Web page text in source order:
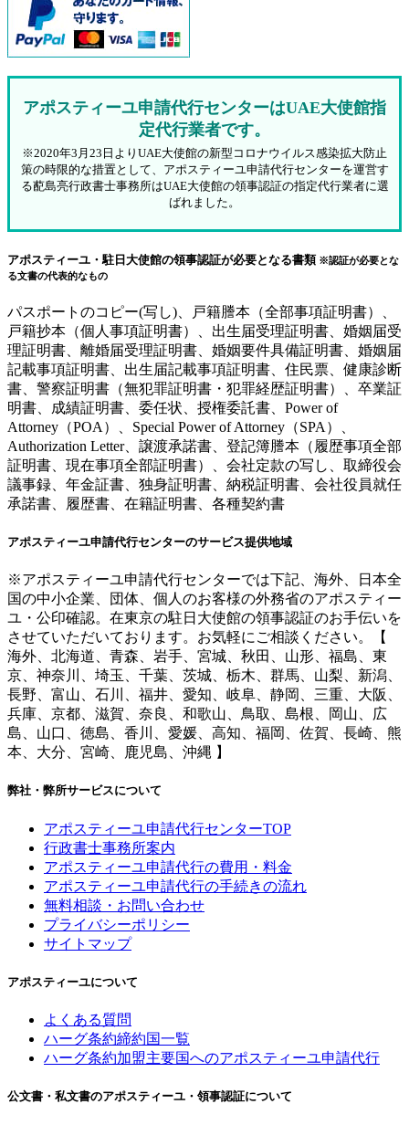
アポスティーユ申請代行センターはUAE大使館指
定代行業者です。
※2020年3月23日よりUAE大使館の新型コロナウイルス感染拡大防止
策の時限的な措置として、アポスティーユ申請代行センターを運営す
る蓜島亮行政書士事務所はUAE大使館の領事認証の指定代行業者に選
ばれました。
アポスティーユ・駐日大使館の領事認証が必要となる書類 ※認証が必要とな
る文書の代表的なもの
パスポートのコピー(写し)、戸籍謄本（全部事項証明書）、
戸籍抄本（個人事項証明書）、出生届受理証明書、婚姻届受
理証明書、離婚届受理証明書、婚姻要件具備証明書、婚姻届
記載事項証明書、出生届記載事項証明書、住民票、健康診断
書、警察証明書（無犯罪証明書・犯罪経歴証明書）、卒業証
明書、成績証明書、委任状、授権委託書、Power of
Attorney（POA）、Special Power of Attorney（SPA）、
Authorization Letter、譲渡承諾書、登記簿謄本（履歴事項全部
証明書、現在事項全部証明書）、会社定款の写し、取締役会
議事録、年金証書、独身証明書、納税証明書、会社役員就任
承諾書、履歴書、在籍証明書、各種契約書
アポスティーユ申請代行センターのサービス提供地域
※アポスティーユ申請代行センターでは下記、海外、日本全
国の中小企業、団体、個人のお客様の外務省のアポスティー
ユ・公印確認。在東京の駐日大使館の領事認証のお手伝いを
させていただいております。お気軽にご相談ください。【
海外、北海道、青森、岩手、宮城、秋田、山形、福島、東
京、神奈川、埼玉、千葉、茨城、栃木、群馬、山梨、新潟、
長野、富山、石川、福井、愛知、岐阜、静岡、三重、大阪、
兵庫、京都、滋賀、奈良、和歌山、鳥取、島根、岡山、広
島、山口、徳島、香川、愛媛、高知、福岡、佐賀、長崎、熊
本、大分、宮崎、鹿児島、沖縄 】
弊社・弊所サービスについて
アポスティーユ申請代行センターTOP
行政書士事務所案内
アポスティーユ申請代行の費用・料金
アポスティーユ申請代行の手続きの流れ
無料相談・お問い合わせ
プライバシーポリシー
サイトマップ
アポスティーユについて
よくある質問
ハーグ条約締約国一覧
ハーグ条約加盟主要国へのアポスティーユ申請代行
公文書・私文書のアポスティーユ・領事認証について